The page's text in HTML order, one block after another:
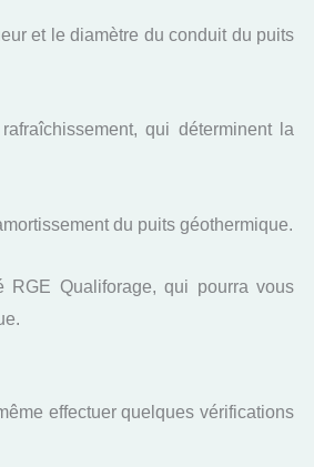
et le diamètre du conduit du puits
qui déterminent la
du puits géothermique.
RGE Qualiforage, qui pourra vous
effectuer quelques vérifications